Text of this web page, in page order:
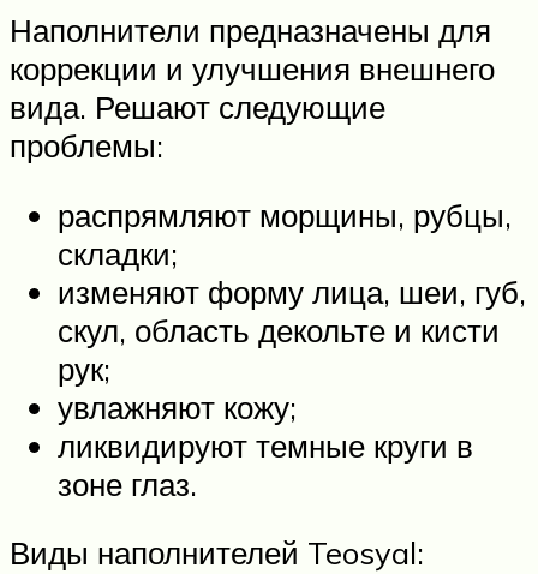
Наполнители предназначены для
коррекции и улучшения внешнего
вида. Решают следующие
проблемы:
распрямляют морщины, рубцы,
складки;
изменяют форму лица, шеи, губ,
скул, область декольте и кисти
рук;
увлажняют кожу;
ликвидируют темные круги в
зоне глаз.
Виды наполнителей Teosyal: